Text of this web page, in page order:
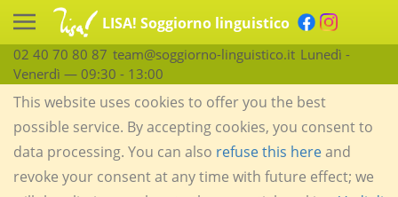
LISA! Soggiorno linguistico
02 40 70 80 87 team@soggiorno-linguistico.it Lunedì -
Venerdì — 09:30 - 13:00
This website uses cookies to offer you the best
possible service. By accepting cookies, you consent to
data processing. You can also refuse this hereand
revoke your consent at any time with future effect; we